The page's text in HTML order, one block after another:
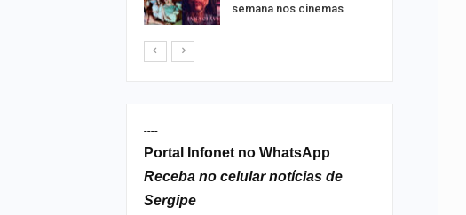
semana nos cinemas
----
Portal Infonet no WhatsApp
Receba no celular notícias de
Sergipe